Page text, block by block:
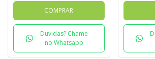
COMPRAR
Duvidas? Chame
no Whatsapp